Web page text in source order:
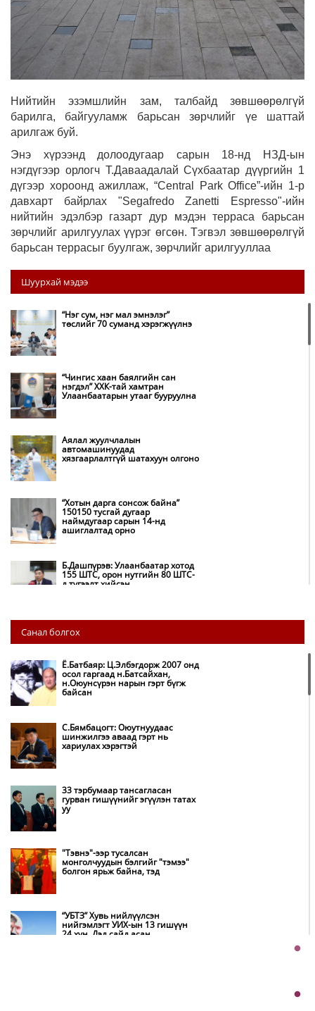
Нийтийн эзэмшлийн зам, талбайд зөвшөөрөлгүй
барилга, байгууламж барьсан зөрчлийг үе шаттай
арилгаж буй.
Энэ хүрээнд долоодугаар сарын 18-нд НЗД-ын
нэгдүгээр орлогч Т.Даваадалай Сүхбаатар дүүргийн 1
дүгээр хороонд ажиллаж, “Central Park Office”-ийн 1-р
давхарт байрлах "Segafredo Zanetti Espresso"-ийн
нийтийн эдэлбэр газарт дур мэдэн терраса барьсан
зөрчлийг арилгуулах үүрэг өгсөн. Тэгвэл зөвшөөрөлгүй
барьсан террасыг буулгаж, зөрчлийг арилгууллаа
Шуурхай мэдээ
“Нэг сум, нэг мал эмнэлэг”
төслийг 70 суманд хэрэгжүүлнэ
“Чингис хаан баялгийн сан
нэгдэл” ХХК-тай хамтран
Улаанбаатарын утааг бууруулна
Аялал жуулчлалын
автомашинуудад
хязгаарлалтгүй шатахуун олгоно
“Хотын дарга сонсож байна”
150150 тусгай дугаар
наймдугаар сарын 14-нд
ашиглалтад орно
Б.Дашпүрэв: Улаанбаатар хотод
155 ШТС, орон нутгийн 80 ШТС-
д түгээлт хийсэн
НИТХ: Багануур ХК-ийг түшиглэн
нүүрс-пиролизийн үйлдвэр
байгуулж, ирэх оноос хагас кокс
Амаргүй цаг үеийг ирэх
НИТХ-ын төлөөлөгчид COP17
Монгол Улс “COP17”-д “Тал
Нөөцийн махны худалдаа,
Санал болгох
Ё.Батбаяр: Ц.Элбэгдорж 2007 онд
осол гаргаад н.Батсайхан,
н.Оюунсүрэн нарын гэрт бүгж
байсан
С.Бямбацогт: Оюутнуудаас
шинжилгээ аваад гэрт нь
хариулах хэрэгтэй
33 тэрбумаар тансагласан
гурван гишүүнийг эгүүлэн татах
уу
"Тэвнэ"-ээр тусалсан
монголчуудын бэлгийг "тэмээ"
болгон ярьж байна, тэд
“УБТЗ” Хувь нийлүүлсэн
нийгэмлэгт УИХ-ын 13 гишүүн
24 хүн, Дэд сайд асан